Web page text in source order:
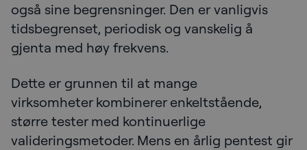
også sine begrensninger. Den er vanligvis
tidsbegrenset, periodisk og vanskelig å
gjenta med høy frekvens.
Dette er grunnen til at mange
virksomheter kombinerer enkeltstående,
større tester med kontinuerlige
valideringsmetoder. Mens en årlig pentest gir